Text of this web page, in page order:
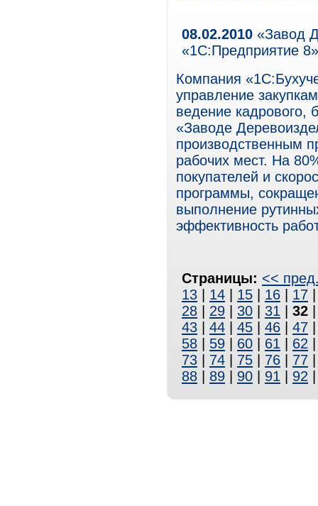
08.02.2010 «Завод
«1С:Предприятие 8»
Компания
управление
ведение кадрового,
«Заводе
производственным
рабочих мест. На
покупателей и
программы,
выполнение
эффективность
Страницы: <<
13
14 15 16 17
28
29 30 31 32
43
44 45 46 47
58
59 60 61 62
73
74 75 76 77
88
89 90 91 92